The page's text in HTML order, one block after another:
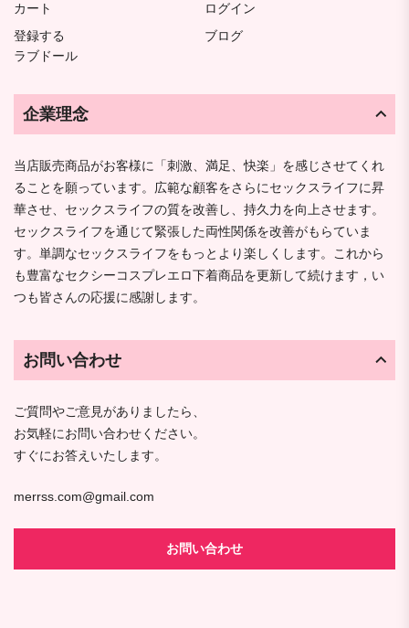
カート
ログイン
登録する
ブログ
ラブドール
企業理念
当店販売商品がお客様に「刺激、満足、快楽」を感じさせてくれ
ることを願っています。広範な顧客をさらにセックスライフに昇
華させ、セックスライフの質を改善し、持久力を向上させます。
セックスライフを通じて緊張した両性関係を改善がもらていま
す。単調なセックスライフをもっとより楽しくします。これから
も豊富なセクシーコスプレエロ下着商品を更新して続けます，い
つも皆さんの応援に感謝します。
お問い合わせ
ご質問やご意見がありましたら、
お気軽にお問い合わせください。
すぐにお答えいたします。
merrss.com@gmail.com
お問い合わせ